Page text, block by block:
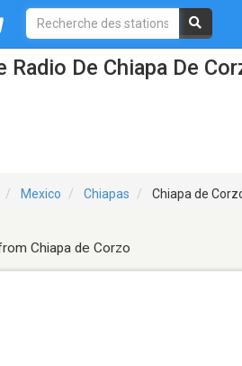
Radio De Chiapa De
Mexico Chiapas Chiapa de
Chiapa de Corzo